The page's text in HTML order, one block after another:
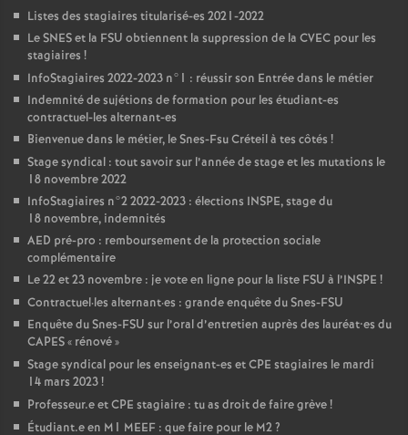
Listes des stagiaires titularisé-es 2021-2022
LeSNESet la FSU obtiennent la suppression de la CVEC pour les
stagiaires !
InfoStagiaires 2022-2023 n°1 : réussir son Entrée dans le métier
Indemnité de sujétions de formation pour les étudiant-es
contractuel-les alternant-es
Bienvenue dans le métier, le Snes-Fsu Créteil à tes côtés !
Stage syndical : tout savoir sur l’année de stage et les mutations le
18 novembre 2022
InfoStagiaires n°2 2022-2023 : élections INSPE, stage du
18 novembre, indemnités
AED pré-pro : remboursement de la protection sociale
complémentaire
Le 22 et 23 novembre : je vote en ligne pour la liste FSU à l’INSPE !
Contractuel·les alternant·es : grande enquête du Snes-FSU
Enquête du Snes-FSU sur l’oral d’entretien auprès des lauréat•es du
CAPES« rénové»
Stage syndical pour les enseignant-es etCPE stagiaires le mardi
14 mars 2023!
Professeur.e etCPE stagiaire : tu as droit de faire grève!
Étudiant.e en M1 MEEF : que faire pour le M2?